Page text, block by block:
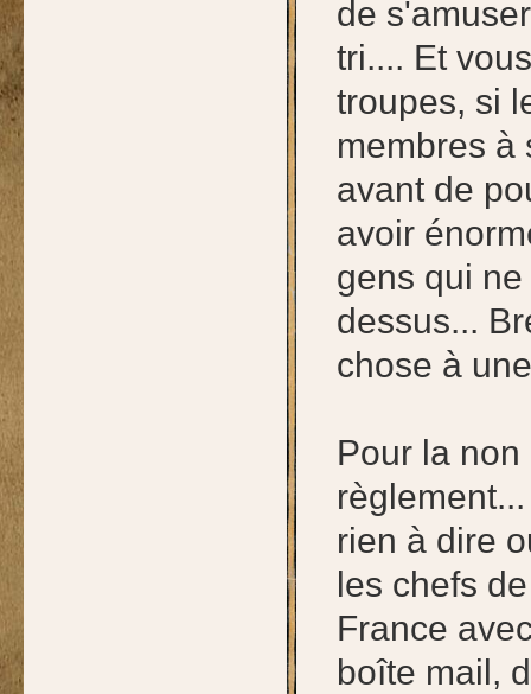
de
tri.... Et
troupes, si
membres à
avant de
avoir
gens qui
dessus...
chose à
Pour la
rien à dire
les chefs
France
boîte mail,